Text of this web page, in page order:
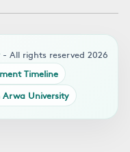
- All rights reserved 2026
Timeline
Arwa University